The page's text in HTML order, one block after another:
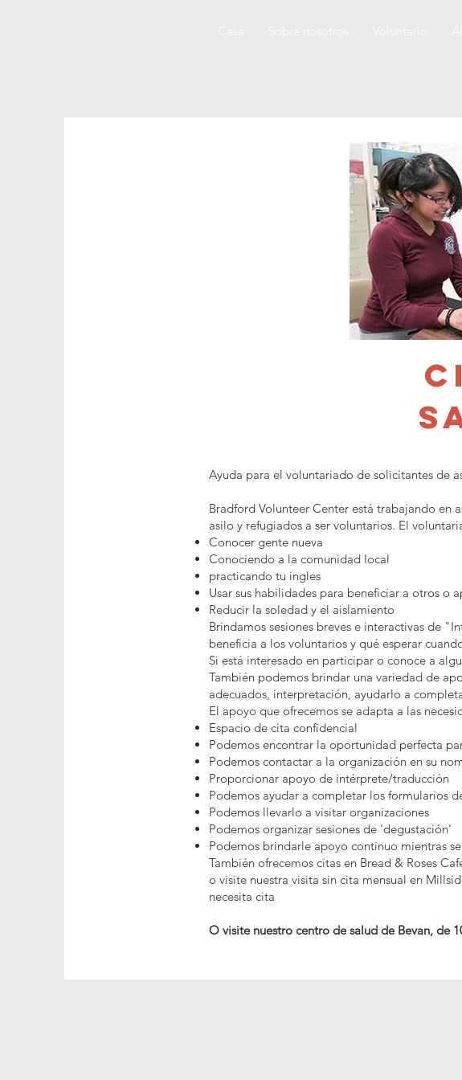
Ayuda para el voluntariado de solicitantes de
Bradford Volunteer Center está trabajando en
asilo y refugiados a ser voluntarios. El
Conocer gente nueva
Conociendo a la comunidad local
practicando tu ingles
Usar sus habilidades para beneficiar a otros o
Reducir la soledad y el aislamiento
Brindamos sesiones breves e interactivas de
beneficia a los voluntarios y qué esperar
Si está interesado en participar o conoce a
También podemos brindar una variedad de
adecuados, interpretación, ayudarlo a
El apoyo que ofrecemos se adapta a las
Espacio de cita confidencial
Podemos encontrar la oportunidad perfecta
Podemos contactar a la organización en su
Proporcionar apoyo de intérprete/traducción
Podemos ayudar a completar los formularios
Podemos llevarlo a visitar organizaciones
Podemos organizar sesiones de 'degustación'
Podemos brindarle apoyo continuo mientras
También ofrecemos citas en Bread & Roses
o visite nuestra visita sin cita mensual en
necesita cita
O visite nuestro centro de salud de Bevan, de